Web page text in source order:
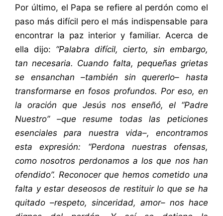
Por último, el Papa se refiere al perdón como el
paso más difícil pero el más indispensable para
encontrar la paz interior y familiar. Acerca de
ella dijo: “Palabra difícil, cierto, sin embargo,
tan necesaria. Cuando falta, pequeñas grietas
se ensanchan –también sin quererlo– hasta
transformarse en fosos profundos. Por eso, en
la oración que Jesús nos enseñó, el “Padre
Nuestro” –que resume todas las peticiones
esenciales para nuestra vida–, encontramos
esta expresión: “Perdona nuestras ofensas,
como nosotros perdonamos a los que nos han
ofendido”. Reconocer que hemos cometido una
falta y estar deseosos de restituir lo que se ha
quitado –respeto, sinceridad, amor– nos hace